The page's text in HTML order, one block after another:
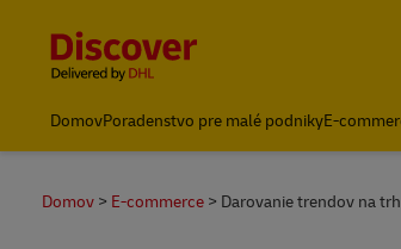
DomovPoradenstvo pre malé podnikyE-
Domov E-commerce Darovanie trendov na